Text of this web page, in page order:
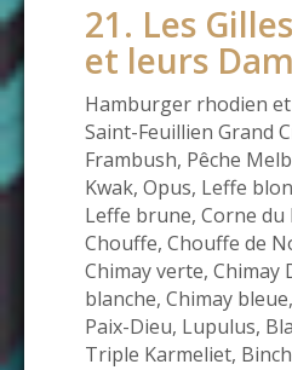
21. Les
et leurs
Hamburger rhodien
Saint-Feuillien Grand
Frambush, Pêche
Kwak, Opus, Leffe
Leffe brune, Corne du
Chouffe, Chouffe de
Chimay verte, Chimay
blanche, Chimay
Paix-Dieu, Lupulus,
Triple Karmeliet,